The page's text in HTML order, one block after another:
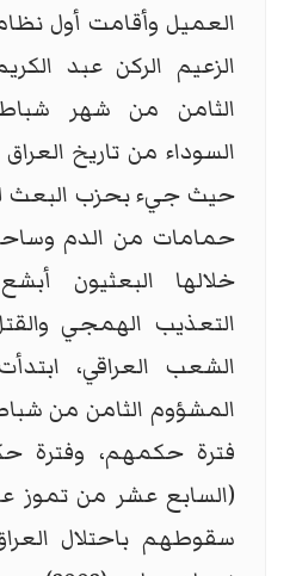
العميل وأقامت أول
الزعيم الركن عبد
الثامن من شهر
السوداء من تاريخ
حيث جيء بحزب البعث
حمامات من الدم
خلالها البعثيون
التعذيب الهمجي
الشعب العراقي،
فترة حكمهم، وفترة
سقوطهم باحتلال